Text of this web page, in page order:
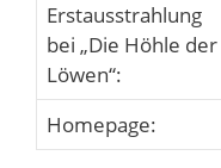
Erstausstrahlung
bei „Die Höhle der
Löwen“:
Homepage: